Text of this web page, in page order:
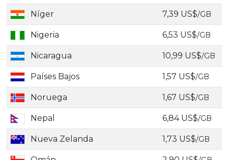
Níger 7,39 US$/GB
Nigeria 6,53 US$/GB
Nicaragua 10,99 US$/GB
Países Bajos 1,57 US$/GB
Noruega 1,67 US$/GB
Nepal 6,84 US$/GB
Nueva Zelanda 1,73 US$/GB